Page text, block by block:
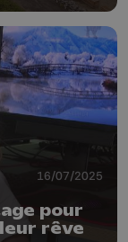
16/07/2025
pour
rêve